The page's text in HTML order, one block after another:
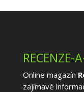
RECENZE-
Online magazín
zajímavé